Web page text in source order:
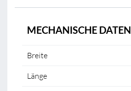
MECHANISCHE DATEN
Breite
Länge